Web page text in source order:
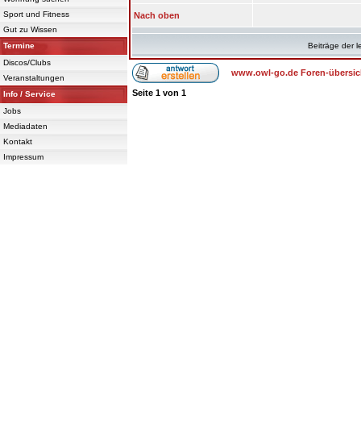
Sport und Fitness
Gut zu Wissen
Termine
Discos/Clubs
Veranstaltungen
Info / Service
Jobs
Mediadaten
Kontakt
Impressum
Nach oben
Beiträge der
www.owl-go.de Foren-
Seite 1 von 1